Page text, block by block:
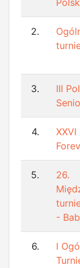
2.
3.
III
4.
XXVI
5.
26.
-
6.
I